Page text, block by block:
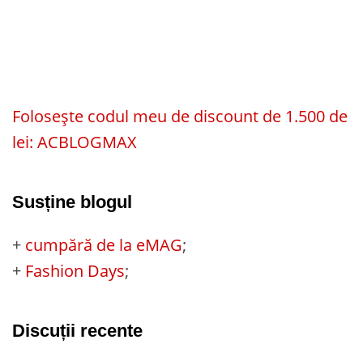
Folosește codul meu de discount de 1.500 de
lei: ACBLOGMAX
Susține blogul
+ cumpără de la eMAG;
+ Fashion Days;
Discuții recente